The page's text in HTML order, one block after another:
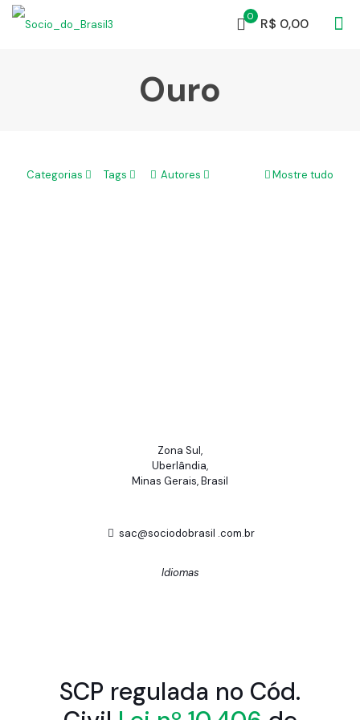
0 R$ 0,00
Ouro
Categorias Tags Autores
Mostre tudo
Zona Sul,
Uberlândia,
Minas Gerais, Brasil
sac@sociodobrasil .com.br
Idiomas
SCP regulada no Cód.